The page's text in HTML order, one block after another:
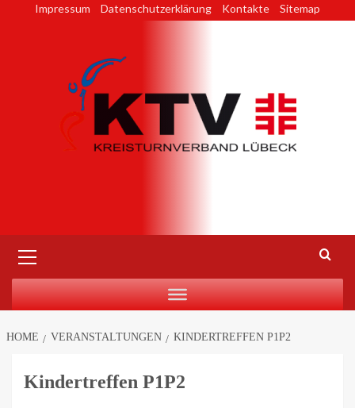
Impressum Datenschutzerklärung Kontakte Sitemap
Menu
HOME VERANSTALTUNGEN KINDERTREFFEN P1P2
Kindertreffen P1P2